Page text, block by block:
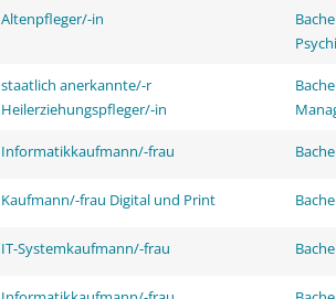
Altenpfleger/-in
staatlich anerkannte/-r
Heilerziehungspfleger/-in
Informatikkaufmann/-frau
Kaufmann/-frau Digital und Print
IT-Systemkaufmann/-frau